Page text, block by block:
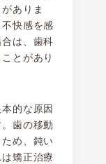
ありま
快感を感
は、歯科
とがあり
的な原因
歯の移動
め、鈍い
矯正治療